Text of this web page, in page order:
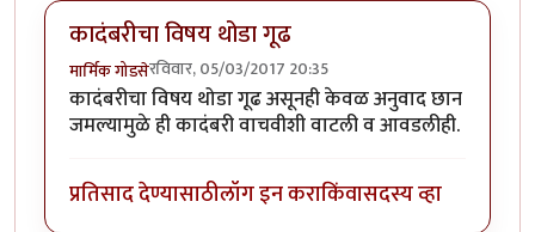
कादंबरीचा विषय थोडा गूढ
मार्मिक गोडसेरविवार, 05/03/2017 20:35
कादंबरीचा विषय थोडा गूढ असूनही केवळ अनुवाद छान
जमल्यामुळे ही कादंबरी वाचवीशी वाटली व आवडलीही.
प्रतिसाद देण्यासाठीलॉग इन कराकिंवासदस्य व्हा